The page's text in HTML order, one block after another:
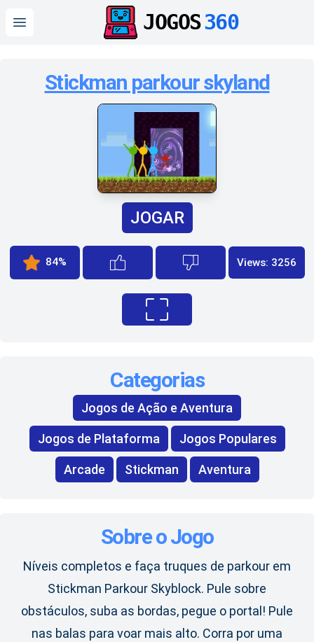
Open main menu JOGOS360
Stickman parkour skyland
JOGAR
84% Views: 3256
Categorias
Jogos de Ação e Aventura
Jogos de Plataforma Jogos Populares
Arcade Stickman Aventura
Sobre o Jogo
Níveis completos e faça truques de parkour em
Stickman Parkour Skyblock. Pule sobre
obstáculos, suba as bordas, pegue o portal! Pule
nas balas para voar mais alto. Corra por uma